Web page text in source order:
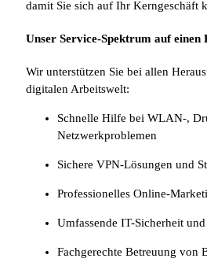
damit Sie sich auf Ihr Kerngeschäft
Unser Service-Spektrum auf einen
Wir unterstützen Sie bei allen
digitalen Arbeitswelt:
Schnelle Hilfe bei WLAN-,
Netzwerkproblemen
Sichere VPN-Lösungen und
Professionelles Online-
Umfassende IT-Sicherheit
Fachgerechte Betreuung von